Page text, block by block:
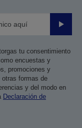
Enviar
tu consentimiento
encuestas y
promociones y
formas de
y del modo en
Declaración de